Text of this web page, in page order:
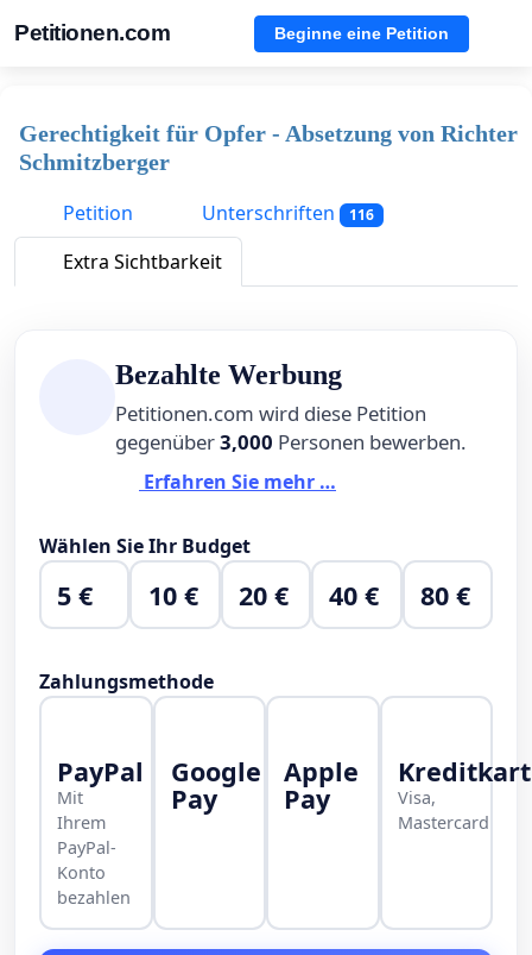
Petitionen.com Beginne eine Petition
Gerechtigkeit für Opfer - Absetzung von Richter
Schmitzberger
Petition
Unterschriften 116
Extra Sichtbarkeit
Bezahlte Werbung
Petitionen.com wird diese Petition
gegenüber3,000 Personen bewerben.
Erfahren Sie mehr …
Wählen Sie Ihr Budget
5 € 10 € 20 € 40 € 80 €
Zahlungsmethode
PayPal
Mit
Ihrem
PayPal-
Konto
bezahlen
Google
Pay
Apple
Pay
Visa,
Mastercard